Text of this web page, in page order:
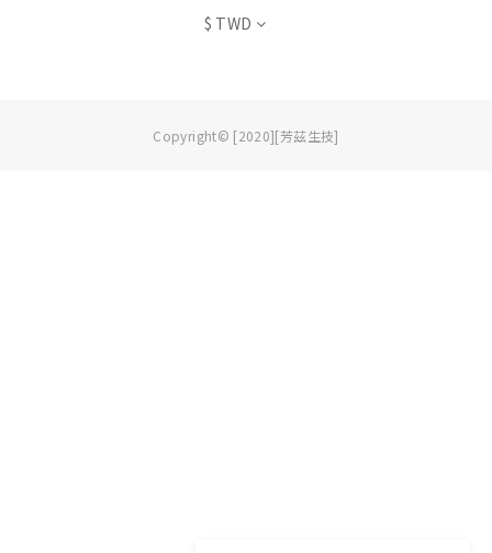
$ TWD
Copyright© [2020][芳茲生技]